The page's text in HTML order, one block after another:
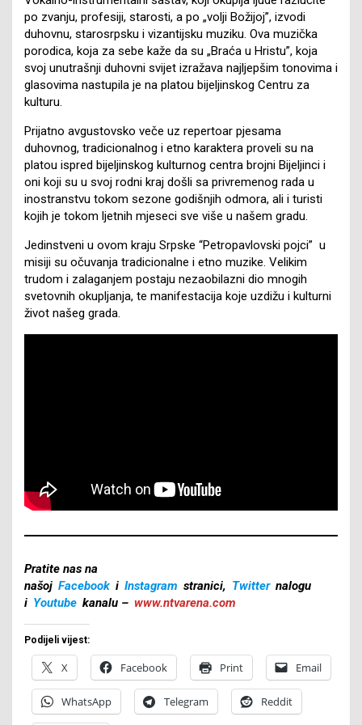
po zvanju, profesiji, starosti, a po „volji Božijoj”, izvodi
duhovnu, starosrpsku i vizantijsku muziku. Ova muzička
porodica, koja za sebe kaže da su „Braća u Hristu”, koja
svoj unutrašnji duhovni svijet izražava najljepšim tonovima i
glasovima nastupila je na platou bijeljinskog Centru za
kulturu.
Prijatno avgustovsko veče uz repertoar pjesama
duhovnog, tradicionalnog i etno karaktera proveli su na
platou ispred bijeljinskog kulturnog centra brojni Bijeljinci i
oni koji su u svoj rodni kraj došli sa privremenog rada u
inostranstvu tokom sezone godišnjih odmora, ali i turisti
kojih je tokom ljetnih mjeseci sve više u našem gradu.
Jedinstveni u ovom kraju Srpske “Petropavlovski pojci” u
misiji su očuvanja tradicionalne i etno muzike. Velikim
trudom i zalaganjem postaju nezaobilazni dio mnogih
svetovnih okupljanja, te manifestacija koje uzdižu i kulturni
život našeg grada.
Pratite nas na
našoj Facebook i Instagram stranici, Twitter nalogu
i Youtube kanalu – www.ntvarena.com
Podijeli vijest:
X Facebook Print Email
WhatsApp Telegram Reddit